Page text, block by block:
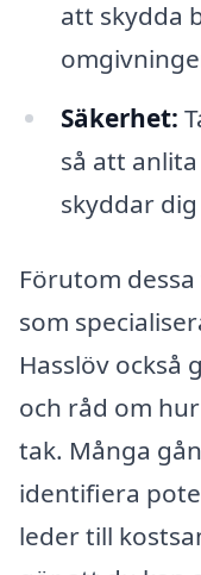
att skydda
Säkerhet:
så att
skyddar
Förutom
som
Hasslöv också
och råd om
tak. Många
identifiera
leder till